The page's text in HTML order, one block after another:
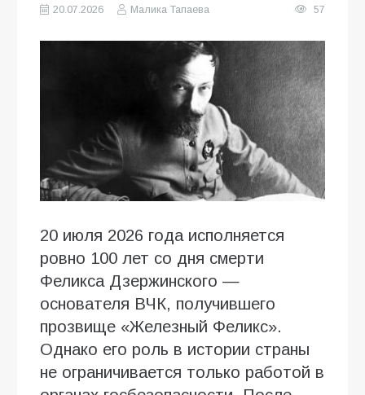
20.07.2026 Малика Тапаева 57
20 июля 2026 года исполняется
ровно 100 лет со дня смерти
Феликса Дзержинского —
основателя ВЧК, получившего
прозвище «Железный Феликс».
Однако его роль в истории страны
не ограничивается только работой в